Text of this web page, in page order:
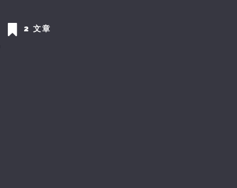
2 文章